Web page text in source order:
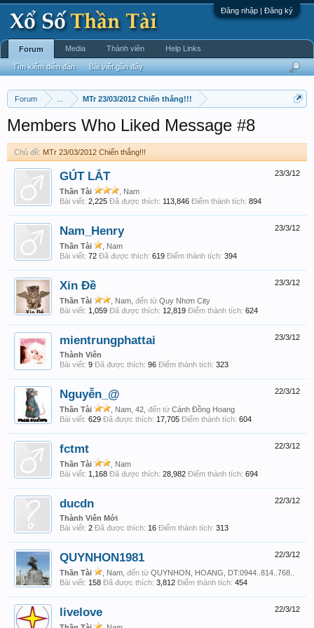
Đăng nhập | Đăng ký
Forum MTr 23/03/2012 Chiến thắng!!!
Members Who Liked Message #8
Chủ đề: MTr 23/03/2012 Chiến thắng!!!
23/3/12
GÚT LẮT
Thần Tài
, Nam
Bài viết: 2,225 Đã được thích: 113,846 Điểm thành tích: 894
23/3/12
Nam_Henry
Thần Tài
, Nam
Bài viết: 72 Đã được thích: 619 Điểm thành tích: 394
23/3/12
Xin Đề
Thần Tài , Nam, đến từ Quy Nhơn City
Bài viết: 1,059 Đã được thích: 12,819 Điểm thành tích: 624
23/3/12
mientrungphattai
Thành Viên
Bài viết: 9 Đã được thích: 96 Điểm thành tích: 323
22/3/12
Nguyễn_@
Thần Tài , Nam, 42, đến từ Cánh Đồng Hoang
Bài viết: 629 Đã được thích: 17,705 Điểm thành tích: 604
22/3/12
fctmt
Thần Tài
, Nam
Bài viết: 1,168 Đã được thích: 28,982 Điểm thành tích: 694
22/3/12
ducdn
Thành Viên Mới
Bài viết: 2 Đã được thích: 16 Điểm thành tích: 313
22/3/12
QUYNHON1981
Thần Tài , Nam, đến từ QUYNHON, HOANG, DT:0944..814..768..
Bài viết: 158 Đã được thích: 3,812 Điểm thành tích: 454
22/3/12
livelove
Forum
Tìm kiếm diễn đàn Bài viết gần đây
Media Thành viên Help Links